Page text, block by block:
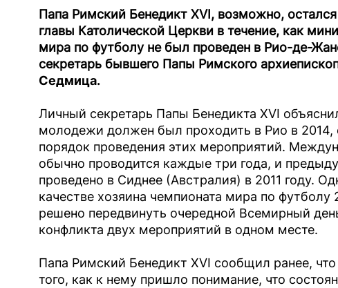
Папа Римский Бенедикт XVI, возможно,
главы Католической Церкви в течение, как
мира по футболу не был проведен в Рио-де-
секретарь бывшего Папы Римского
Седмица.
Личный секретарь Папы Бенедикта XVI
молодежи должен был проходить в Рио в
порядок проведения этих мероприятий.
обычно проводится каждые три года, и
проведено в Сиднее (Австралия) в 2011 году.
качестве хозяина чемпионата мира по
решено передвинуть очередной Всемирный
конфликта двух мероприятий в одном месте.
Папа Римский Бенедикт XVI сообщил ранее,
того, как к нему пришло понимание, что